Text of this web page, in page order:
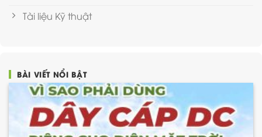
Tài liệu Kỹ thuật
BÀI VIẾT NỔI BẬT